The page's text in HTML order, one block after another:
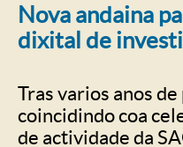
Nova andaina
dixital de
Tras varios anos
coincidindo coa
de actividade da